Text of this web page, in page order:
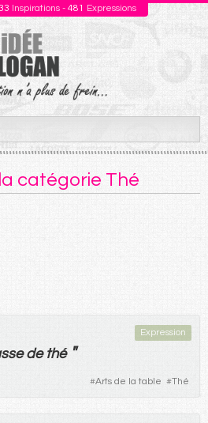
Inspirations - 481 Expressions
catégorie Thé
Expression
de thé "
#Arts de la table #Thé